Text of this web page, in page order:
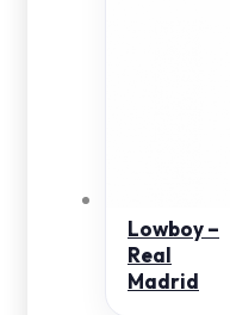
Lowboy –
Real
Madrid